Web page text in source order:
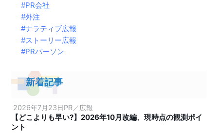
PR会社
外注
ナラティブ広報
ストーリー広報
PRパーソン
新着記事
2026年7月23日PR／広報
【どこよりも早い?】2026年10月改編、現時点の観測ポイ
ント